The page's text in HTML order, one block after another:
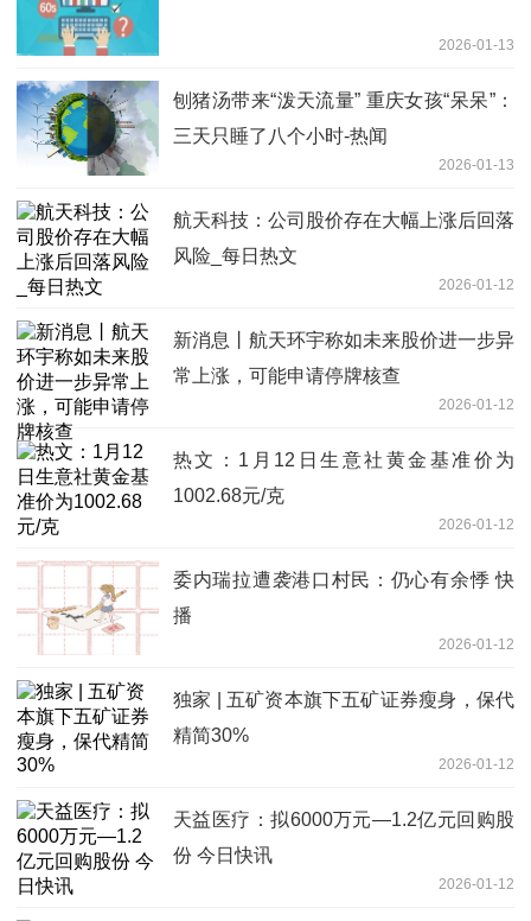
2026-01-13
刨猪汤带来“泼天流量” 重庆女孩“呆呆”：
三天只睡了八个小时-热闻
2026-01-13
航天科技：公司股价存在大幅上涨后回落
风险_每日热文
2026-01-12
新消息丨航天环宇称如未来股价进一步异
常上涨，可能申请停牌核查
2026-01-12
热文：1月12日生意社黄金基准价为
1002.68元/克
2026-01-12
委内瑞拉遭袭港口村民：仍心有余悸 快
播
2026-01-12
独家 | 五矿资本旗下五矿证券瘦身，保代
精简30%
2026-01-12
天益医疗：拟6000万元—1.2亿元回购股
份 今日快讯
2026-01-12